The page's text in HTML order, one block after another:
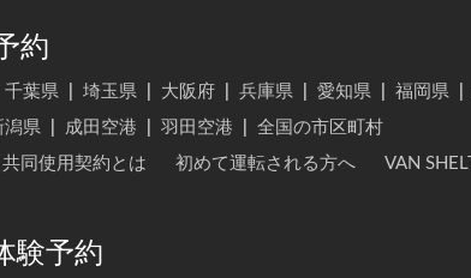
約
千葉県 埼玉県 大阪府 兵庫県 愛知県 福岡県
潟県 成田空港 羽田空港
全国の市区町村
共同使用契約とは 初めて運転される方へ VAN
験予約